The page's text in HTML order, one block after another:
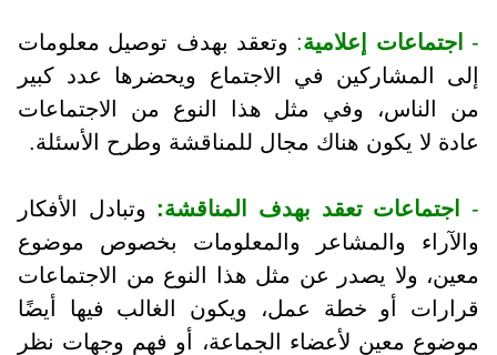
- اجتماعات إعلامية: وتعقد بهدف توصيل معلومات
إلى المشاركين في الاجتماع ويحضرها عدد كبير
من الناس، وفي مثل هذا النوع من الاجتماعات
عادة لا يكون هناك مجال للمناقشة وطرح الأسئلة.
- اجتماعات تعقد بهدف المناقشة: وتبادل الأفكار
والآراء والمشاعر والمعلومات بخصوص موضوع
معين، ولا يصدر عن مثل هذا النوع من الاجتماعات
قرارات أو خطة عمل، ويكون الغالب فيها أيضًا
موضوع معين لأعضاء الجماعة، أو فهم وجهات نظر